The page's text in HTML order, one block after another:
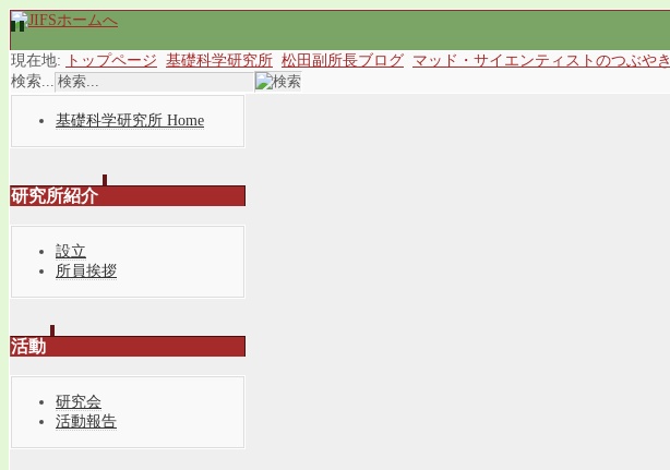
現在地: トップページ 基礎科学研究所 松田副所長ブログ マッド・サイエンティストのつぶやき
検索...
基礎科学研究所 Home
研究所紹介
設立
所員挨拶
活動
研究会
活動報告